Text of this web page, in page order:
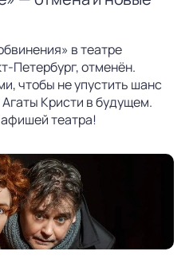
в театре
Петербург, отменён.
чтобы не упустить шанс
Кристи в будущем.
театра!